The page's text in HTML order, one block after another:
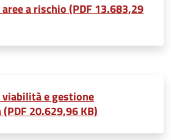
a rischio (PDF 13.683,29
viabilità e gestione
20.629,96 KB)